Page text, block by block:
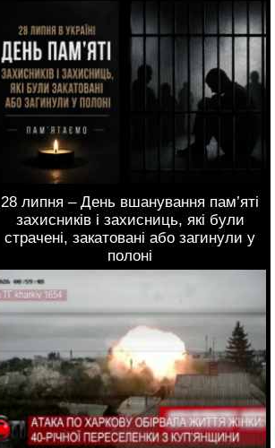
28 липня – День вшанування пам’яті
захисників і захисниць, які були
страчені, закатовані або загинули у
полоні